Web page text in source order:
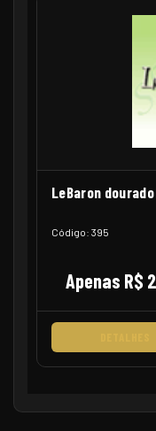
LeBaron
Código: 395
Apenas R$